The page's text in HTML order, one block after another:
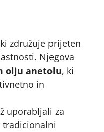
združuje prijeten
Njegova
olju anetolu, ki
in
uporabljali za
tradicionalni